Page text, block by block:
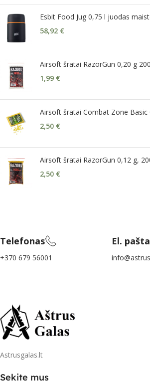
Esbit Food Jug 0,75 l juodas
58,92 €
Airsoft šratai RazorGun 0,20 g
1,99 €
Airsoft šratai Combat Zone Basic
2,50 €
Airsoft šratai RazorGun 0,12 g,
2,50 €
Telefonas
+370 679 56001
El.
Astrusgalas.lt
Sekite mus